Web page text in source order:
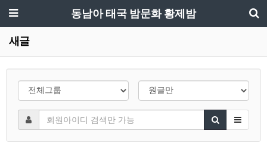
동남아 태국 밤문화 황제밤
새글